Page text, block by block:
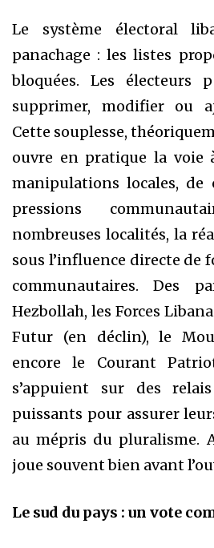
Le système électoral
panachage : les listes
bloquées. Les électeurs
supprimer, modifier ou
Cette souplesse,
ouvre en pratique la voie
manipulations locales, de
pressions
nombreuses localités, la
sous l’influence directe de
communautaires. Des
Hezbollah, les Forces
Futur (en déclin), le
encore le Courant
s’appuient sur des
puissants pour assurer
au mépris du pluralisme.
joue souvent bien avant
Le sud du pays : un vote